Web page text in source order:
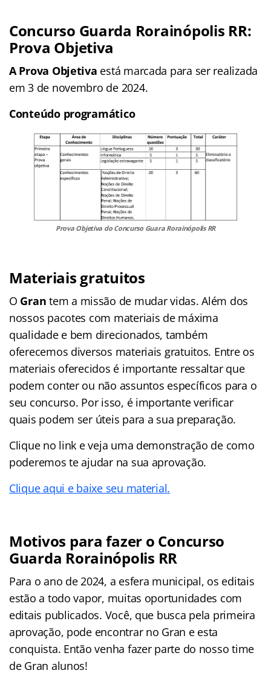
Concurso Guarda Rorainópolis RR:
Prova Objetiva
A Prova Objetiva está marcada para ser realizada
em 3 de novembro de 2024.
Conteúdo programático
Prova Objetiva do Concurso Guara Rorainópolis RR
Materiais gratuitos
O Grantem a missão de mudar vidas. Além dos
nossos pacotes com materiais de máxima
qualidade e bem direcionados, também
oferecemos diversos materiais gratuitos. Entre os
materiais oferecidos é importante ressaltar que
podem conter ou não assuntos específicos para o
seu concurso. Por isso, é importante verificar
quais podem ser úteis para a sua preparação.
Clique no link e veja uma demonstração de como
poderemos te ajudar na sua aprovação.
Clique aqui e baixe seu material.
Motivos para fazer o Concurso
Guarda Rorainópolis RR
Para o ano de 2024, a esfera municipal, os editais
estão a todo vapor, muitas oportunidades com
editais publicados. Você, que busca pela primeira
aprovação, pode encontrar no Gran e esta
conquista. Então venha fazer parte do nosso time
de Gran alunos!